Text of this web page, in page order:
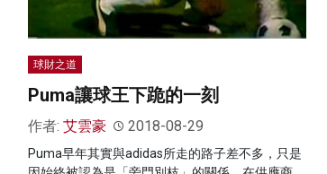
球財之道
Puma讓球王下跪的一刻
作者: 艾雲豪 2018-08-29
Puma早年其實與adidas所走的路子差不多，只是